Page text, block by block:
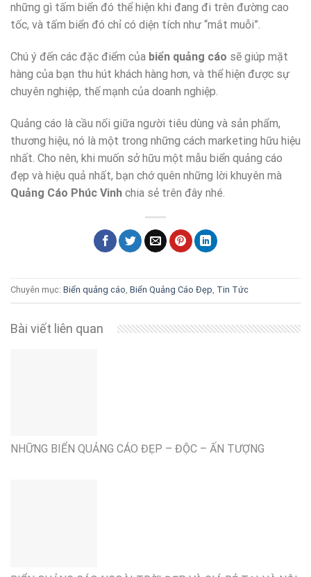
những gì tấm biển đó thể hiện khi đang đi trên đường cao
tốc, và tấm biển đó chỉ có diện tích như “mắt muỗi”.
Chú ý đến các đặc điểm của biển quảng cáo sẽ giúp mặt
hàng của bạn thu hút khách hàng hơn, và thể hiện được sự
chuyên nghiệp, thế mạnh của doanh nghiệp.
Quảng cáo là cầu nối giữa người tiêu dùng và sản phẩm,
thương hiệu, nó là một trong những cách marketing hữu hiệu
nhất. Cho nên, khi muốn sở hữu một mẫu biển quảng cáo
đẹp và hiệu quả nhất, bạn chớ quên những lời khuyên mà
Quảng Cáo Phúc Vinh chia sẻ trên đây nhé.
Chuyên mục: Biển quảng cáo, Biển Quảng Cáo Đẹp, Tin Tức
Bài viết liên quan
NHỮNG BIỂN QUẢNG CÁO ĐẸP – ĐỘC – ẤN TƯỢNG